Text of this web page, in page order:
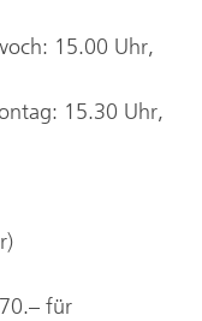
15.00 Uhr,
15.30 Uhr,
für